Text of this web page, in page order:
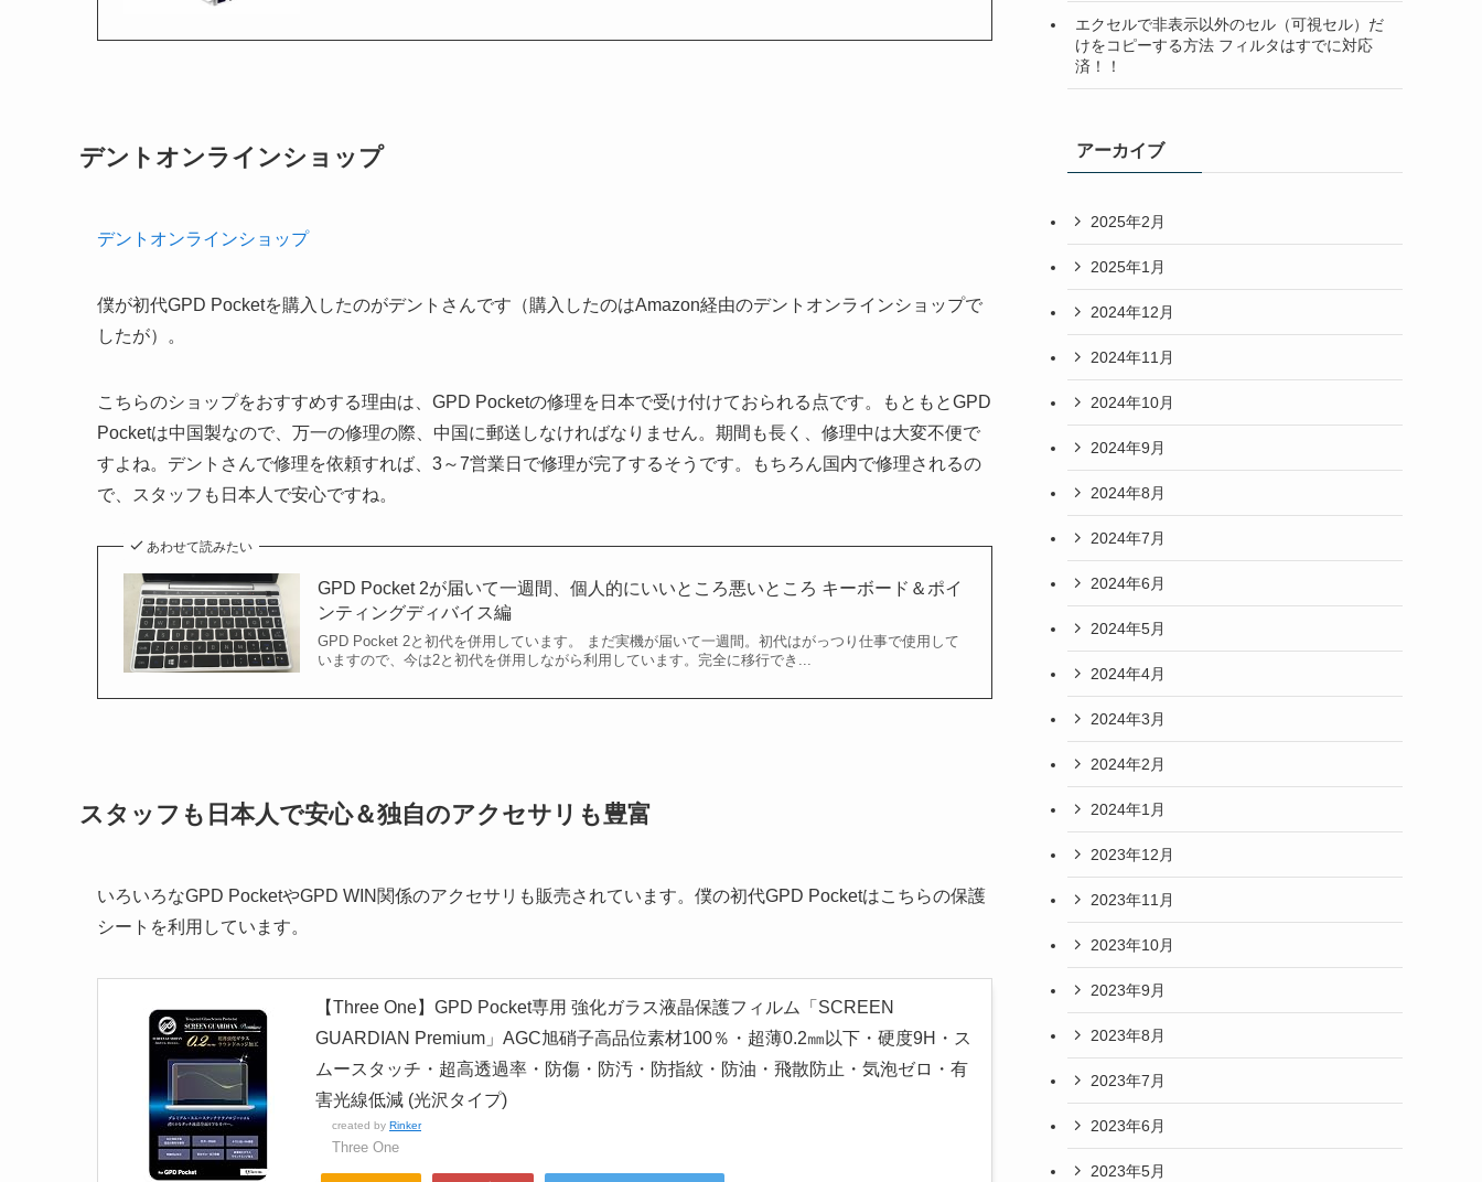
デントオンラインショップ
デントオンラインショップ
僕が初代GPD Pocketを購入したのがデントさんです（購入したのはAmazon経由のデントオンラインショップで
したが）。
こちらのショップをおすすめする理由は、GPD Pocketの修理を日本で受け付けておられる点です。もともとGPD
Pocketは中国製なので、万一の修理の際、中国に郵送しなければなりません。期間も長く、修理中は大変不便で
すよね。デントさんで修理を依頼すれば、3～7営業日で修理が完了するそうです。もちろん国内で修理されるの
で、スタッフも日本人で安心ですね。
あわせて読みたい
GPD Pocket 2が届いて一週間、個人的にいいところ悪いところ キーボード＆ポイ
ンティングディバイス編
GPD Pocket 2と初代を併用しています。 まだ実機が届いて一週間。初代はがっつり仕事で使用して
いますので、今は2と初代を併用しながら利用しています。完全に移行でき...
スタッフも日本人で安心＆独自のアクセサリも豊富
いろいろなGPD PocketやGPD WIN関係のアクセサリも販売されています。僕の初代GPD Pocketはこちらの保護
シートを利用しています。
【Three One】GPD Pocket専用 強化ガラス液晶保護フィルム「SCREEN
GUARDIAN Premium」AGC旭硝子高品位素材100％・超薄0.2㎜以下・硬度9H・ス
ムースタッチ・超高透過率・防傷・防汚・防指紋・防油・飛散防止・気泡ゼロ・有
害光線低減 (光沢タイプ)
created by Rinker
Three One
エクセルで非表示以外のセル（可視セル）だ
けをコピーする方法 フィルタはすでに対応
済！！
アーカイブ
2025年2月
2025年1月
2024年12月
2024年11月
2024年10月
2024年9月
2024年8月
2024年7月
2024年6月
2024年5月
2024年4月
2024年3月
2024年2月
2024年1月
2023年12月
2023年11月
2023年10月
2023年9月
2023年8月
2023年7月
2023年6月
2023年5月